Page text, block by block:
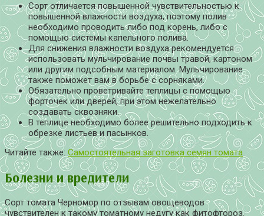
Сорт отличается повышенной чувствительностью к
повышенной влажности воздуха, поэтому полив
необходимо проводить либо под корень, либо с
помощью системы капельного полива.
Для снижения влажности воздуха рекомендуется
использовать мульчирование почвы травой, картоном
или другим подсобным материалом. Мульчирование
также поможет вам в борьбе с сорняками.
Обязательно проветривайте теплицы с помощью
форточек или дверей, при этом нежелательно
создавать сквозняки.
В теплице необходимо более решительно подходить к
обрезке листьев и пасынков.
Читайте также: Самостоятельная заготовка семян томата
Болезни и вредители
Сорт томата Черномор по отзывам овощеводов
чувствителен к такому томатному недугу как фитофтороз.